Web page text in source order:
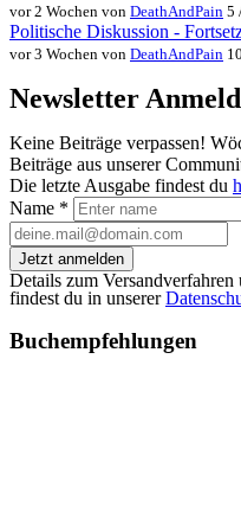
vor 2 Wochen von DeathAndPain 5
Politische Diskussion -
vor 3 Wochen von DeathAndPain
Newsletter
Keine Beiträge verpassen!
Beiträge aus unserer
Die letzte Ausgabe findest du
Name *
Jetzt anmelden
Details zum
findest du in unserer
Buchempfehlungen